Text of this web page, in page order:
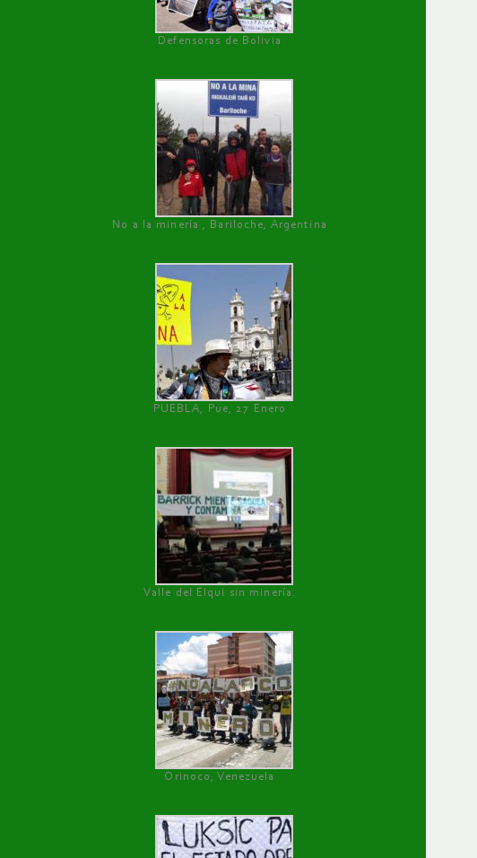
Defensoras de Bolivia
No a la minería , Bariloche, Argentina
PUEBLA, Pue, 27 Enero
Valle del Elqui sin minería.
Orinoco, Venezuela